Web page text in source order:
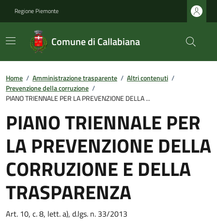
Regione Piemonte
Comune di Callabiana
Home / Amministrazione trasparente / Altri contenuti /
Prevenzione della corruzione /
PIANO TRIENNALE PER LA PREVENZIONE DELLA ...
PIANO TRIENNALE PER
LA PREVENZIONE DELLA
CORRUZIONE E DELLA
TRASPARENZA
Art. 10, c. 8, lett. a), d.lgs. n. 33/2013